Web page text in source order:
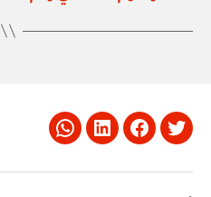
Twitter
Facebook
LinkedIn
Whatsapp